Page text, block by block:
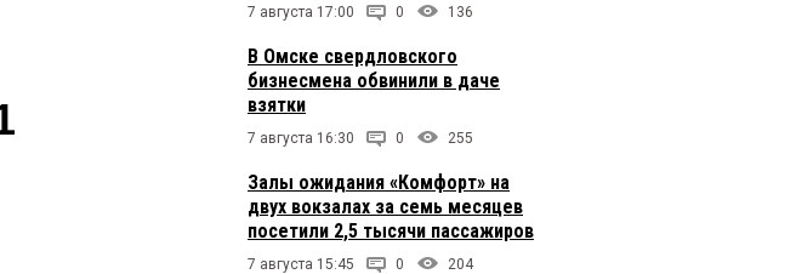
7 августа 17:00 0 136
В Омске свердловского
бизнесмена обвинили в даче
взятки
7 августа 16:30 0 255
Залы ожидания «Комфорт» на
двух вокзалах за семь месяцев
посетили 2,5 тысячи пассажиров
7 августа 15:45 0 204